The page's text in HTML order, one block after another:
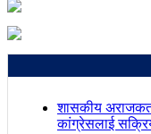
शासकीय
कांग्रेसलाई